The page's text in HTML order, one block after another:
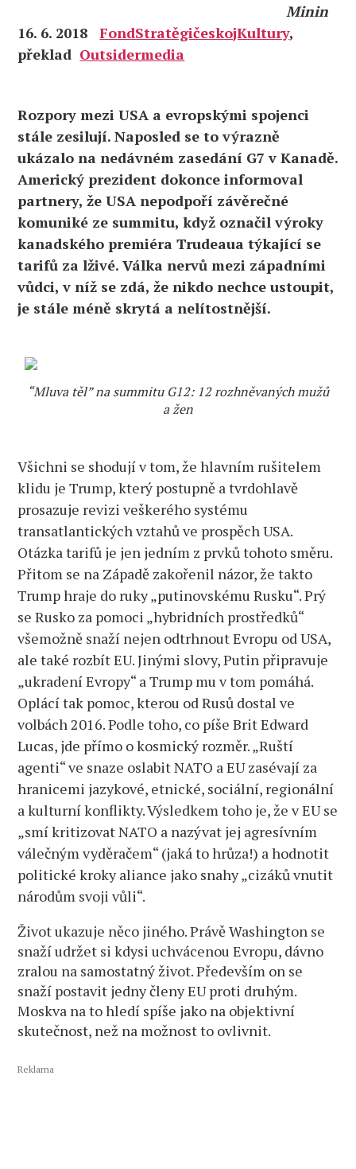
Minin
16. 6. 2018FondStratěgičeskojKultury,
překlad Outsidermedia
Rozpory mezi USA a evropskými spojenci
stále zesilují. Naposled se to výrazně
ukázalo na nedávném zasedání G7 v Kanadě.
Americký prezident dokonce informoval
partnery, že USA nepodpoří závěrečné
komuniké ze summitu, když označil výroky
kanadského premiéra Trudeaua týkající se
tarifů za lživé. Válka nervů mezi západními
vůdci, v níž se zdá, že nikdo nechce ustoupit,
je stále méně skrytá a nelítostnější.
“Mluva těl” na summitu G12: 12 rozhněvaných mužů
a žen
Všichni se shodují v tom, že hlavním rušitelem
klidu je Trump, který postupně a tvrdohlavě
prosazuje revizi veškerého systému
transatlantických vztahů ve prospěch USA.
Otázka tarifů je jen jedním z prvků tohoto směru.
Přitom se na Západě zakořenil názor, že takto
Trump hraje do ruky „putinovskému Rusku“. Prý
se Rusko za pomoci „hybridních prostředků“
všemožně snaží nejen odtrhnout Evropu od USA,
ale také rozbít EU. Jinými slovy, Putin připravuje
„ukradení Evropy“ a Trump mu v tom pomáhá.
Oplácí tak pomoc, kterou od Rusů dostal ve
volbách 2016. Podle toho, co píše Brit Edward
Lucas, jde přímo o kosmický rozměr. „Ruští
agenti“ ve snaze oslabit NATO a EU zasévají za
hranicemi jazykové, etnické, sociální, regionální
a kulturní konflikty. Výsledkem toho je, že v EU se
„smí kritizovat NATO a nazývat jej agresívním
válečným vyděračem“ (jaká to hrůza!) a hodnotit
politické kroky aliance jako snahy „cizáků vnutit
národům svoji vůli“.
Život ukazuje něco jiného. Právě Washington se
snaží udržet si kdysi uchvácenou Evropu, dávno
zralou na samostatný život. Především on se
snaží postavit jedny členy EU proti druhým.
Moskva na to hledí spíše jako na objektivní
skutečnost, než na možnost to ovlivnit.
Reklama